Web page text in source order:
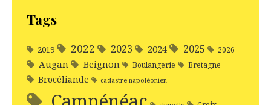
Tags
2019 2022 2023 2024 2025 2026
Augan Beignon Boulangerie Bretagne
Brocéliande cadastre napoléonien